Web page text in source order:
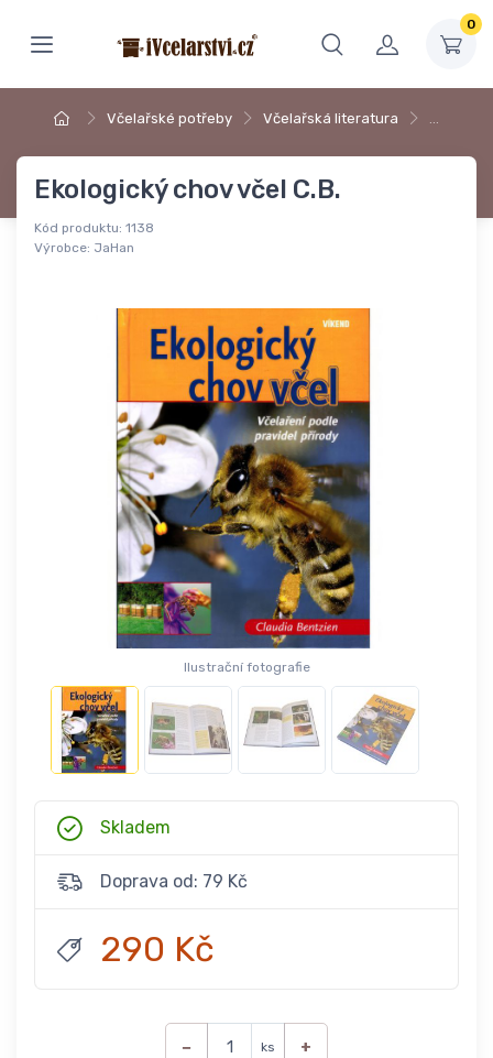
0
Včelařské potřeby Včelařská literatura …
Ekologický chov včel C.B.
Kód produktu: 1138
Výrobce: JaHan
Ilustrační fotografie
Skladem
Doprava od: 79 Kč
290 Kč
− ks +